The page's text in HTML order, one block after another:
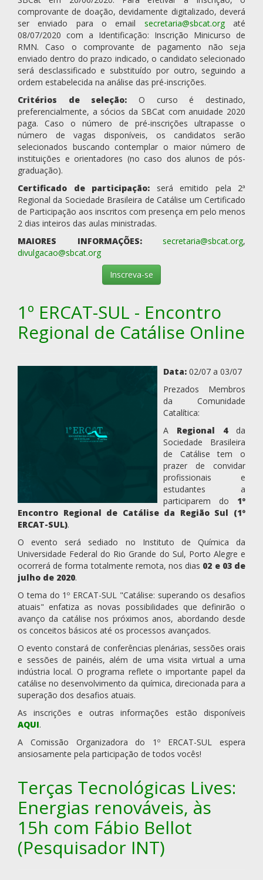
comprovante de doação, devidamente digitalizado, deverá
ser enviado para o email secretaria@sbcat.orgaté
08/07/2020 com a Identificação: Inscrição Minicurso de
RMN. Caso o comprovante de pagamento não seja
enviado dentro do prazo indicado, o candidato selecionado
será desclassificado e substituído por outro, seguindo a
ordem estabelecida na análise das pré-inscrições.
Critérios de seleção: O curso é destinado,
preferencialmente, a sócios da SBCat com anuidade 2020
paga. Caso o número de pré-inscrições ultrapasse o
número de vagas disponíveis, os candidatos serão
selecionados buscando contemplar o maior número de
instituições e orientadores (no caso dos alunos de pós-
graduação).
Certificado de participação: será emitido pela 2ª
Regional da Sociedade Brasileira de Catálise um Certificado
de Participação aos inscritos com presença em pelo menos
2 dias inteiros das aulas ministradas.
MAIORES INFORMAÇÕES:
secretaria@sbcat.org,
divulgacao@sbcat.org
Inscreva-se
1º ERCAT-SUL - Encontro
Regional de Catálise Online
Data: 02/07 a 03/07
Prezados Membros
da Comunidade
Catalítica:
A Regional 4da
Sociedade Brasileira
de Catálise tem o
prazer de convidar
profissionais e
estudantes a
participarem do 1º
Encontro Regional de Catálise da Região Sul (1º
ERCAT-SUL).
O evento será sediado no Instituto de Química da
Universidade Federal do Rio Grande do Sul, Porto Alegre e
ocorrerá de forma totalmente remota, nos dias 02 e 03 de
julho de 2020.
O tema do 1º ERCAT-SUL "Catálise: superando os desafios
atuais" enfatiza as novas possibilidades que definirão o
avanço da catálise nos próximos anos, abordando desde
os conceitos básicos até os processos avançados.
O evento constará de conferências plenárias, sessões orais
e sessões de painéis, além de uma visita virtual a uma
indústria local. O programa reflete o importante papel da
catálise no desenvolvimento da química, direcionada para a
superação dos desafios atuais.
As inscrições e outras informações estão disponíveis
AQUI.
A Comissão Organizadora do 1º ERCAT-SUL espera
ansiosamente pela participação de todos vocês!
Terças Tecnológicas Lives:
Energias renováveis, às
15h com Fábio Bellot
(Pesquisador INT)